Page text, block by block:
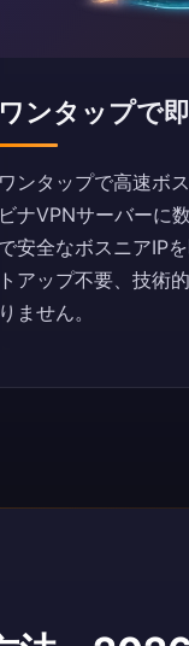
ワンタップで
ワンタップで高速ボ
ビナVPNサーバーに
で安全なボスニアIP
トアップ不要、技術
りません。